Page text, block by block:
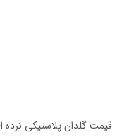
قیمت گلدان پلاستیکی